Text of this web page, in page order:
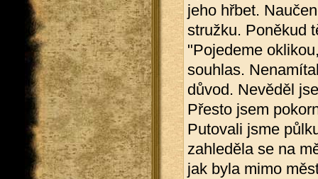
jeho hřbet.
stružku. Poněkud
"Pojedeme
souhlas.
důvod. Nevěděl
Přesto jsem
Putovali jsme
zahleděla se na
jak byla mimo